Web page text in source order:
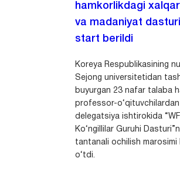
hamkorlikdagi
va madaniyat
start berildi
Koreya Respublikasining
Sejong universitetidan
buyurgan 23 nafar talaba
professor-
delegatsiya ishtirokida
Ko‘ngillilar Guruhi
tantanali ochilish marosimi
o‘tdi.